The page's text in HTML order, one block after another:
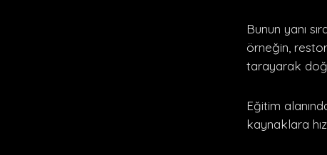
Bunun yanı
örneğin,
tarayarak
Eğitim
kaynaklara